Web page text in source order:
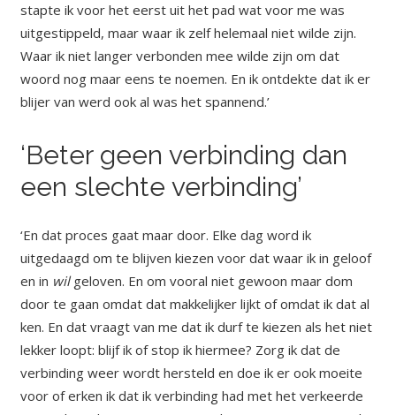
stapte ik voor het eerst uit het pad wat voor me was
uitgestippeld, maar waar ik zelf helemaal niet wilde zijn.
Waar ik niet langer verbonden mee wilde zijn om dat
woord nog maar eens te noemen. En ik ontdekte dat ik er
blijer van werd ook al was het spannend.’
‘Beter geen verbinding dan
een slechte verbinding’
‘En dat proces gaat maar door. Elke dag word ik
uitgedaagd om te blijven kiezen voor dat waar ik in geloof
en in wilgeloven. En om vooral niet gewoon maar dom
door te gaan omdat dat makkelijker lijkt of omdat ik dat al
ken. En dat vraagt van me dat ik durf te kiezen als het niet
lekker loopt: blijf ik of stop ik hiermee? Zorg ik dat de
verbinding weer wordt hersteld en doe ik er ook moeite
voor of erken ik dat ik verbinding had met het verkeerde